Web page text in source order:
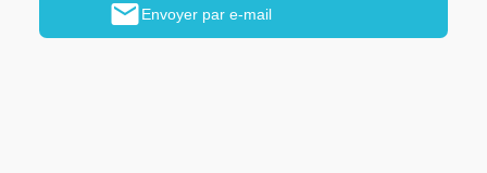
mailEnvoyer par e-mail